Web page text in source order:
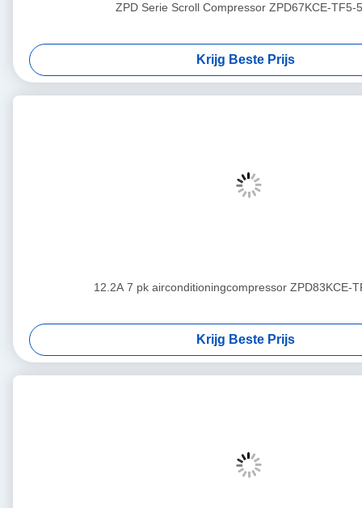
ZPD Serie Scroll Compressor ZPD67KCE-TF5-
Krijg Beste Prijs
12.2A 7 pk airconditioningcompressor ZPD83KCE-
Krijg Beste Prijs